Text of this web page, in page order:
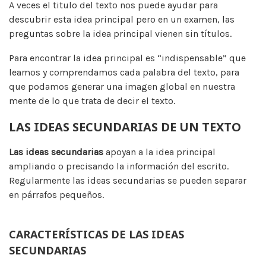
A veces el titulo del texto nos puede ayudar para
descubrir esta idea principal pero en un examen, las
preguntas sobre la idea principal vienen sin títulos.
Para encontrar la idea principal es “indispensable” que
leamos y comprendamos cada palabra del texto, para
que podamos generar una imagen global en nuestra
mente de lo que trata de decir el texto.
LAS IDEAS SECUNDARIAS DE UN TEXTO
Las ideas secundarias apoyan a la idea principal
ampliando o precisando la información del escrito.
Regularmente las ideas secundarias se pueden separar
en párrafos pequeños.
CARACTERÍSTICAS DE LAS IDEAS
SECUNDARIAS